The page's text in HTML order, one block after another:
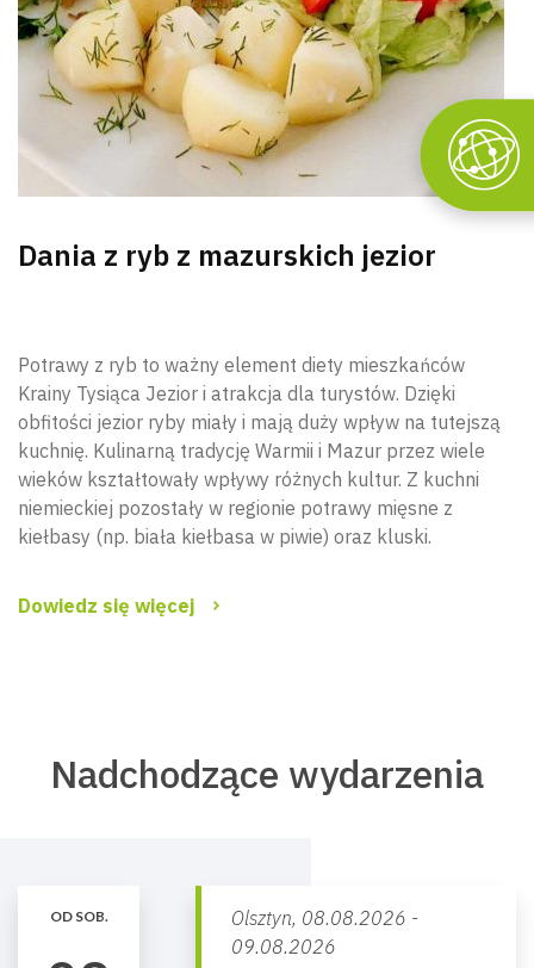
Dania z ryb z mazurskich jezior
Potrawy z ryb to ważny element diety mieszkańców
Krainy Tysiąca Jezior i atrakcja dla turystów. Dzięki
obfitości jezior ryby miały i mają duży wpływ na tutejszą
kuchnię. Kulinarną tradycję Warmii i Mazur przez wiele
wieków kształtowały wpływy różnych kultur. Z kuchni
niemieckiej pozostały w regionie potrawy mięsne z
kiełbasy (np. biała kiełbasa w piwie) oraz kluski.
Dowiedz się więcej
Nadchodzące wydarzenia
OD SOB. Olsztyn, 08.08.2026 -
09.08.2026